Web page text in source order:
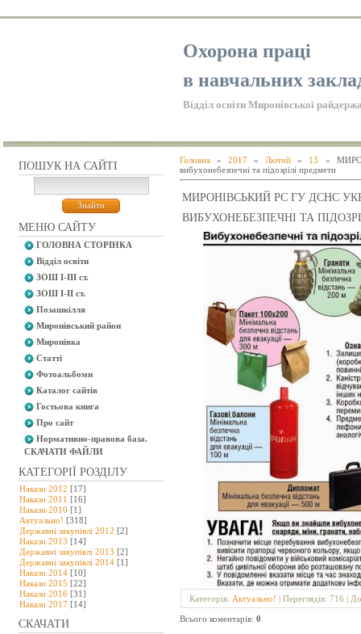
Охорона праці
в навчальних
Відділ освіти Миронівської
ПОШУК НА САЙТІ
МЕНЮ САЙТУ
ГОЛОВНА СТОРІНКА
Відділ освіти
ЗОШ І-ІІІ ст.
ЗОШ І-ІІ ст.
Позашкілля
Миронівський район
Миронівка
Статті
Фотоальбоми
Каталог сайтів
Гостьова книга
Про сайт
Нормативно-правова база.
СКАЧАТИ ФАЙЛИ
КАТЕГОРІЇ РОЗДІЛУ
Накази 2012 [17]
Накази 2011 [16]
Накази 2010 [1]
Актуально! [318]
Державні закупівлі 2012 [2]
Накази 2013 [14]
Державні закупівлі 2013 [2]
Державні закупівлі 2014 [1]
Накази 2014 [10]
Накази 2015 [22]
Накази 2016 [31]
Накази 2017 [14]
СКАЧАТИ
Головна »2017 » Лютий » 13
»
вибухонебезпечні та підозрілі предмети
МИРОНІВСЬКИЙ РС ГУ ДСНС
ВИБУХОНЕБЕЗПЕЧНІ ТА
Категорія: Актуально! | Переглядів: 716 |
Всього коментарів: 0